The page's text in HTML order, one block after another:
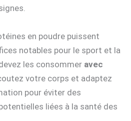
en poudre puissent
notables pour le sport et la
les consommer avec
votre corps et adaptez
pour éviter des
liées à la santé des